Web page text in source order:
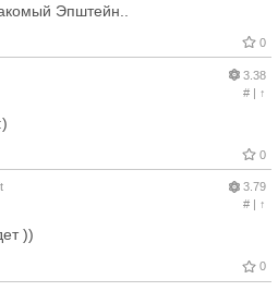
Эпштейн..
0
3.38
#| ↑
0
3.79
#| ↑
))
0